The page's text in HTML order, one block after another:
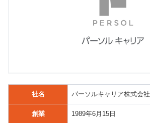
社名 パーソルキャリア株式会社
創業 1989年6月15日